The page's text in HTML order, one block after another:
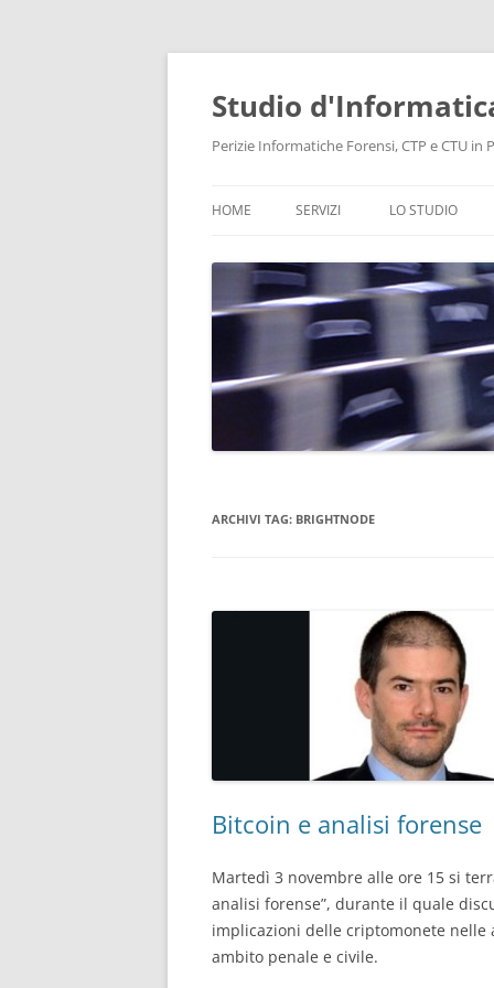
Vai
contenuto
Studio
Perizie Informatiche Forensi, CTP e CTU in
HOME SERVIZI
CONSULENZA INFORMATICA
PROTEZIONE DATI E PRIVACY
RECUPERO DATI
CONSULENTE INFORMATICO
LO STUDIO
ARCHIVI TAG: BRIGHTNODE
Bitcoin e analisi forense
Martedì 3 novembre alle ore 15 si
analisi forense”, durante il quale
implicazioni delle criptomonete
ambito penale e civile.